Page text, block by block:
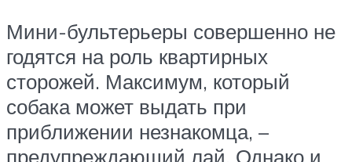
Мини-бультерьеры совершенно не
годятся на роль квартирных
сторожей. Максимум, который
собака может выдать при
приближении незнакомца, –
предупреждающий лай. Однако и